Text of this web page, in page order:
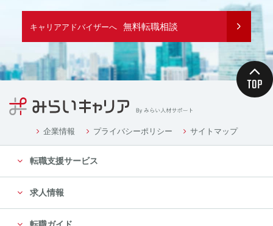
キャリアアドバイザーへ 無料転職相談
企業情報 プライバシーポリシー サイトマップ
転職支援サービス
求人情報